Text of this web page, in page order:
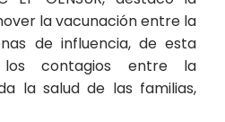
la vacunación entre la
de influencia, de esta
contagios entre la
la salud de las familias,